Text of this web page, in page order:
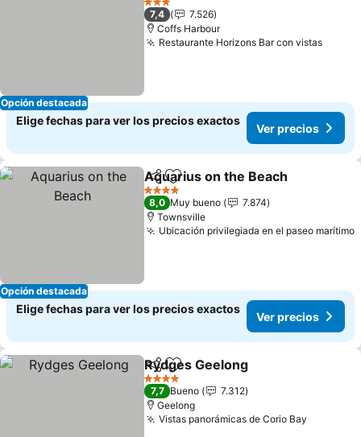
Opción destacada
3 Estrellas
7,4
7.526
Coffs Harbour
Restaurante Horizons Bar con vistasVer
Elige fechas para ver los precios exactos
Ver precios
Opción destacada
CompartirAgregar a favoritos
Aquarius on the Beach
4 Estrellas
8,0 Muy bueno
7.874
Townsville
Ubicación privilegiada en el paseo marítimo
Elige fechas para ver los precios exactos
Ver precios
CompartirAgregar a favoritos
Rydges Geelong
4 Estrellas
7,7 Bueno
7.312
Geelong
Vistas panorámicas de Corio Bay